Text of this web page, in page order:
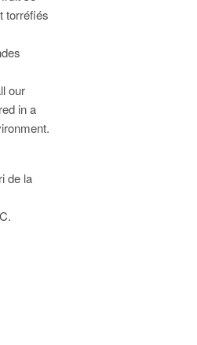
torréfiés
our
in a
de la